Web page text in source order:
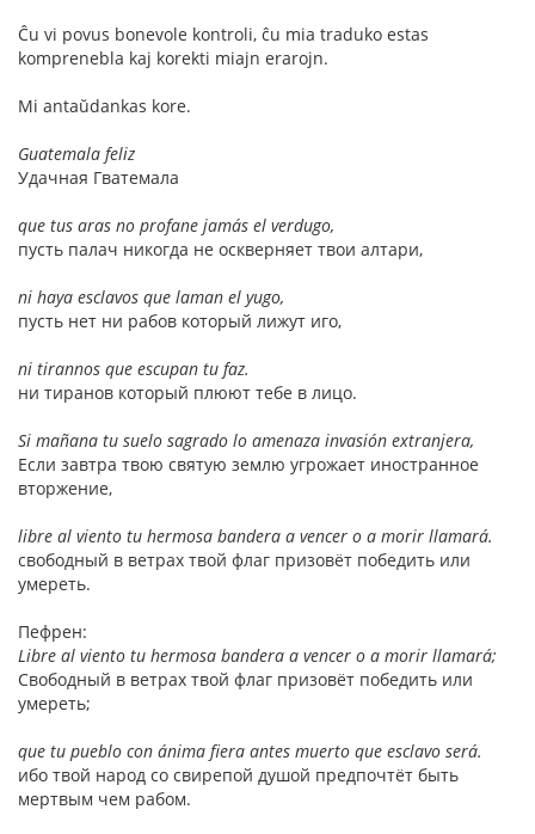
Ĉu vi povus bonevole kontroli, ĉu mia traduko estas
komprenebla kaj korekti miajn erarojn.
Mi antaŭdankas kore.
Guatemala feliz
Удачная Гватемала
que tus aras no profane jamás el verdugo,
пусть палач никогда не оскверняет твои алтари,
ni haya esclavos que laman el yugo,
пусть нет ни рабов который лижут иго,
ni tirannos que escupan tu faz.
ни тиранов который плюют тебе в лицо.
Si mañana tu suelo sagrado lo amenaza invasión extranjera,
Если завтра твою святую землю угрожает иностранное
вторжение,
libre al viento tu hermosa bandera a vencer o a morir llamará.
свободный в ветрах твой флаг призовёт победить или
умереть.
Пефрен:
Libre al viento tu hermosa bandera a vencer o a morir llamará;
Свободный в ветрах твой флаг призовёт победить или
умереть;
que tu pueblo con ánima fiera antes muerto que esclavo será.
ибо твой народ со свирепой душой предпочтёт быть
мертвым чем рабом.